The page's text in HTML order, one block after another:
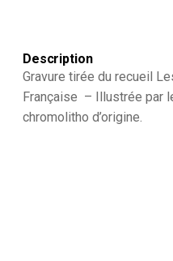
Description
Gravure tirée du recueil
Française – Illustrée par
chromolitho d’origine.